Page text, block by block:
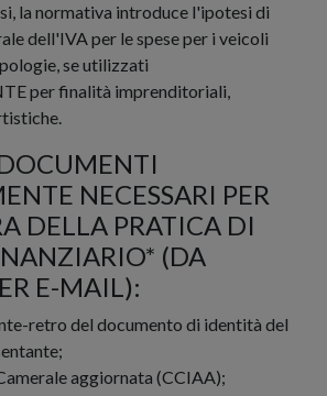
la normativa introduce l'ipotesi di
dell'IVA per le spese per i veicoli
se utilizzati
per finalità imprenditoriali,
NECESSARI PER
DELLA PRATICA DI
(DA
E-MAIL):
retro del documento di identità del
aggiornata (CCIAA);